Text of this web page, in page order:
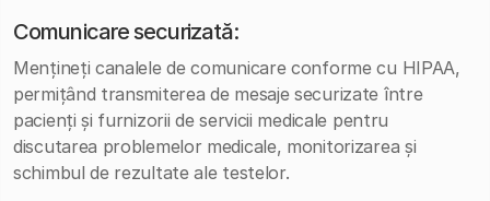
Comunicare securizată:
Mențineți canalele de comunicare conforme cu HIPAA,
permițând transmiterea de mesaje securizate între
pacienți și furnizorii de servicii medicale pentru
discutarea problemelor medicale, monitorizarea și
schimbul de rezultate ale testelor.